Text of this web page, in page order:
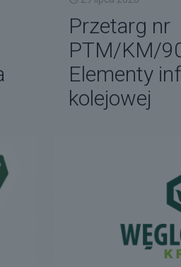
Przetarg nr
PTM/KM/
Elementy
kolejowej